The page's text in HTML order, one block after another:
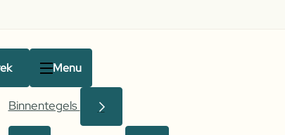
Menu
Binnentegels